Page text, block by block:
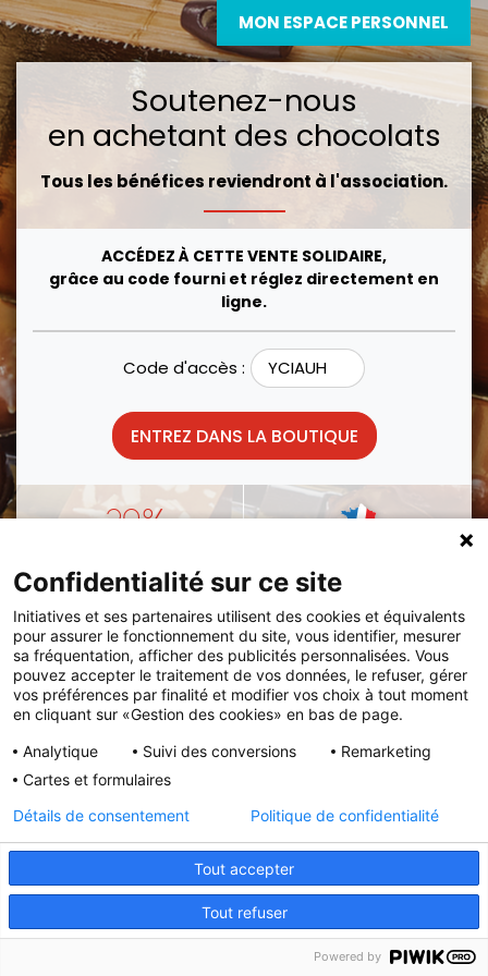
MON ESPACE PERSONNEL
Soutenez-nous
en achetant des chocolats
Tous les bénéfices reviendront à l'association.
ACCÉDEZ À CETTE VENTE SOLIDAIRE,
grâce au code fourni et réglez directement en
ligne.
Code d'accès :
ENTREZ DANS LA BOUTIQUE
-20%
PRÉFÉRENTIEL FRANÇAISE
Initiatives est le spécialiste français des solutions de
collecte de fonds pour les établissements scolaires et
les associations.
Confidentialité sur ce site
Initiatives et ses partenaires utilisent des cookies et équivalents
pour assurer le fonctionnement du site, vous identifier, mesurer
sa fréquentation, afficher des publicités personnalisées. Vous
pouvez accepter le traitement de vos données, le refuser, gérer
vos préférences par finalité et modifier vos choix à tout moment
en cliquant sur «Gestion des cookies» en bas de page.
Analytique
Suivi des conversions
Remarketing
Cartes et formulaires
Tout accepter
Tout refuser
Détails de consentement Politique de confidentialité
Powered by